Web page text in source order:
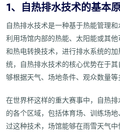
1、自热排水技术的基本
自热排水技术是一种基于热能管理
利用场馆内部的热能、太阳能或其
和热电转换技术，进行排水系统的
统，自热排水技术的核心优势在于
够根据天气、场地条件、观众数量等
在世界杯这样的重大赛事中，自热
的各个区域，包括体育场、训练场
过这种技术，场馆能够在雨雪天气